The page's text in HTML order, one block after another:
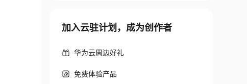
加入云驻计划，成为创作者
华为云周边好礼
免费体验产品